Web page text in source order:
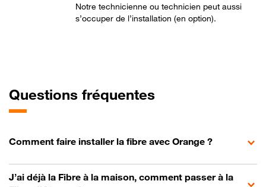
Notre technicienne ou technicien peut aussi
s’occuper de l’installation (en option).
Questions fréquentes
Comment faire installer la fibre avec Orange ?
J’ai déjà la Fibre à la maison, comment passer à la